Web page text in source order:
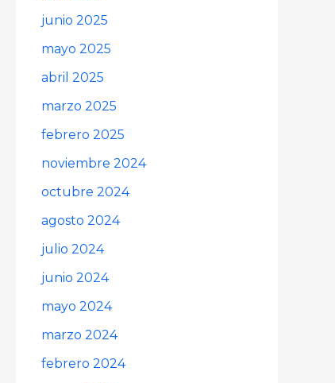
junio 2025
mayo 2025
abril 2025
marzo 2025
febrero 2025
noviembre 2024
octubre 2024
agosto 2024
julio 2024
junio 2024
mayo 2024
marzo 2024
febrero 2024